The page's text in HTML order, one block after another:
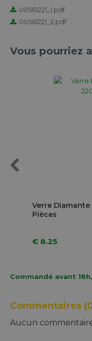
00561221_1.pdf
00561221_2.pdf
Vous pourriez
Verre
Pièces
€ 8.25
Commandé avant
Commentaires
Aucun